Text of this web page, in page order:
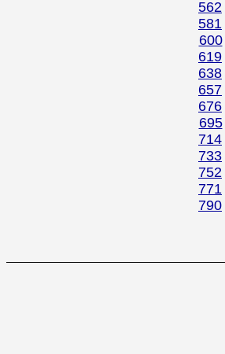
562
581
600
619
638
657
676
695
714
733
752
771
790